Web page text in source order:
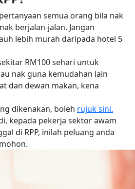
semua orang bila nak
berjalan-jalan. Jangan
lebih murah daripada hotel 5
RM100 sehari untuk
nak guna kemudahan lain
dan dewan makan, kena
dikenakan, boleh rujuk sini.
kepada pekerja sektor awam
di RPP, inilah peluang anda